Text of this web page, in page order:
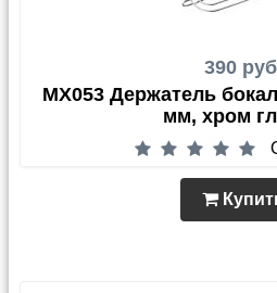
390
MX053 Держатель
мм, хром